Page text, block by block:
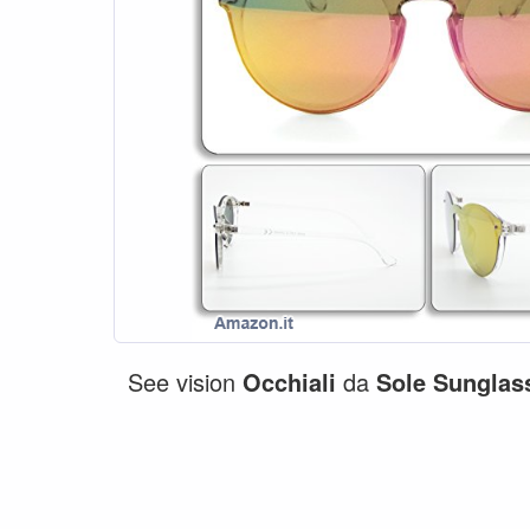
See vision Occhiali da Sole